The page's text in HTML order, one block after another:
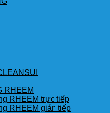
RHEEM
RHEEM trực tiếp
RHEEM gián tiếp